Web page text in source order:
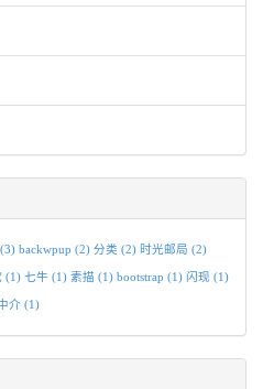
(3) backwpup (2) 分类 (2) 时光邮局 (2)
(1) 七牛 (1) 素描 (1) bootstrap (1) 闪现 (1)
介 (1)